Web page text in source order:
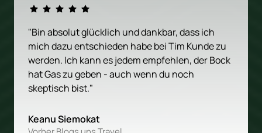
"Bin absolut glücklich und dankbar, dass ich
mich dazu entschieden habe bei Tim Kunde zu
werden. Ich kann es jedem empfehlen, der Bock
hat Gas zu geben - auch wenn du noch
skeptisch bist."
Keanu Siemokat